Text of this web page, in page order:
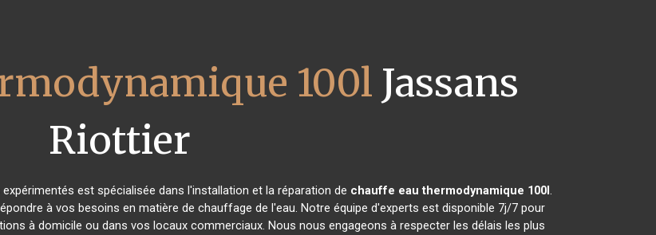
100l Jassans
Riottier
est spécialisée dans l'installation et la réparation de chauffe eau thermodynamique 100l.
à vos besoins en matière de chauffage de l'eau. Notre équipe d'experts est disponible 7j/7 pour
à domicile ou dans vos locaux commerciaux. Nous nous engageons à respecter les délais les plus